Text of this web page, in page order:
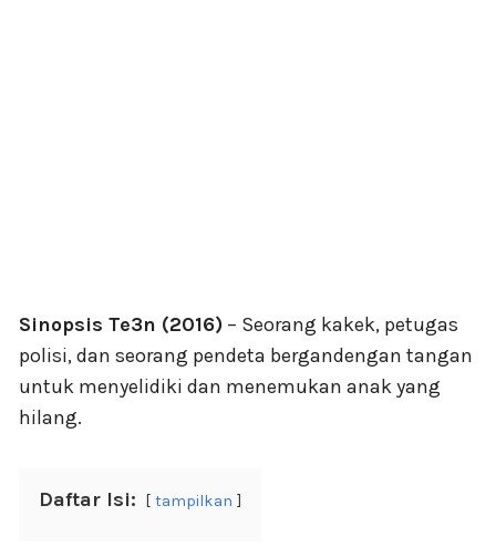
Sinopsis Te3n (2016) – Seorang kakek, petugas
polisi, dan seorang pendeta bergandengan tangan
untuk menyelidiki dan menemukan anak yang
hilang.
Daftar Isi: tampilkan